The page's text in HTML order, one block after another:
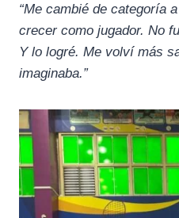
“Me cambié de categoría
crecer como jugador. No
Y lo logré. Me volví más
imaginaba.”